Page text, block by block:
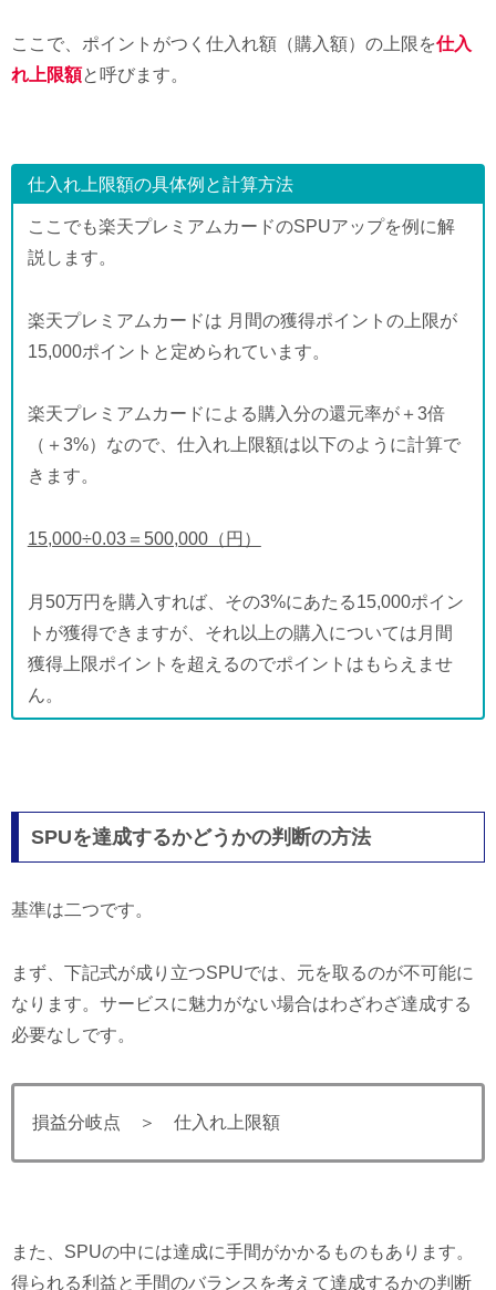
ここで、ポイントがつく仕入れ額（購入額）の上限を仕入
れ上限額と呼びます。
仕入れ上限額の具体例と計算方法
ここでも楽天プレミアムカードのSPUアップを例に解
説します。
楽天プレミアムカードは 月間の獲得ポイントの上限が
15,000ポイントと定められています。
楽天プレミアムカードによる購入分の還元率が＋3倍
（＋3%）なので、仕入れ上限額は以下のように計算で
きます。
15,000÷0.03＝500,000（円）
月50万円を購入すれば、その3%にあたる15,000ポイン
トが獲得できますが、それ以上の購入については月間
獲得上限ポイントを超えるのでポイントはもらえませ
ん。
SPUを達成するかどうかの判断の方法
基準は二つです。
まず、下記式が成り立つSPUでは、元を取るのが不可能に
なります。サービスに魅力がない場合はわざわざ達成する
必要なしです。
損益分岐点 ＞ 仕入れ上限額
また、SPUの中には達成に手間がかかるものもあります。
得られる利益と手間のバランスを考えて達成するかの判断